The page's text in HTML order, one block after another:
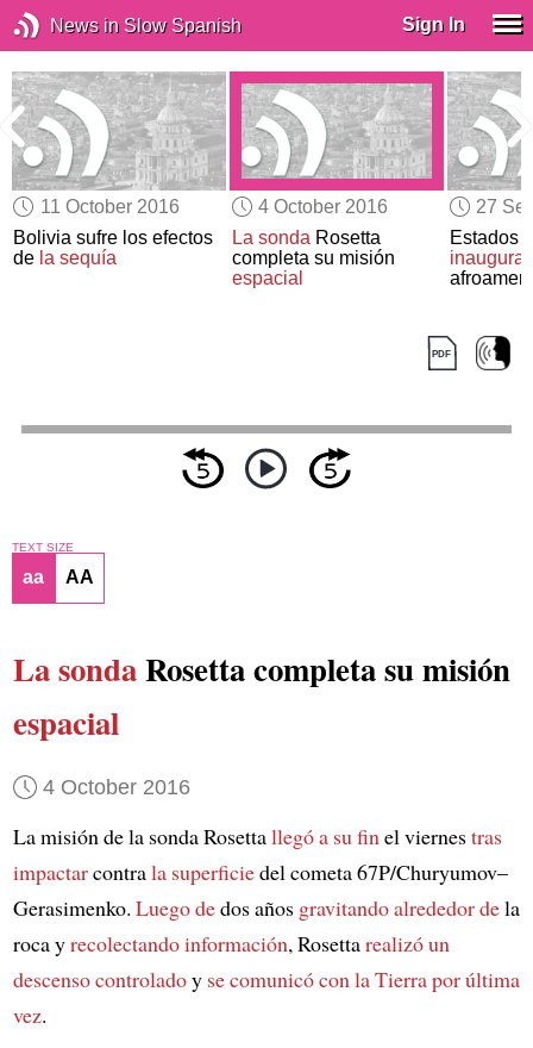
News in Slow Spanish Sign In
11 October 2016
Bolivia sufre los efectos
de la sequía
4 October 2016
La sondaRosetta
completa su misión
espacial
27
Estados
inaugura
TEXT SIZE
aa AA
La sondaRosetta completa su misión
espacial
4 October 2016
La misión de la sonda Rosettallegó a su finel viernestras
impactarcontrala superficiedel cometa 67P/Churyumov–
Gerasimenko. Luego dedos años gravitando alrededor dela
roca yrecolectando información, Rosettarealizó un
descenso controladoy se comunicó con la Tierrapor última
vez.